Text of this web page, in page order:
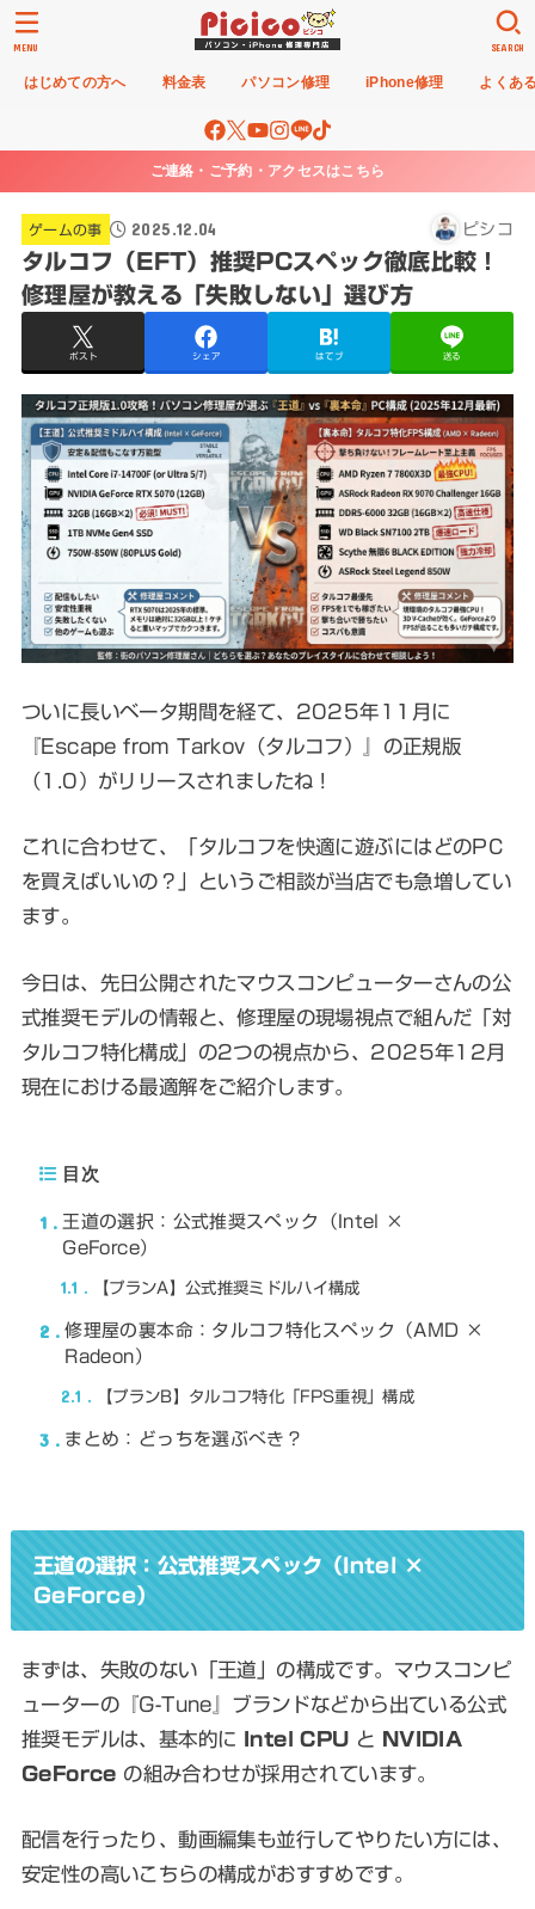
はじめての方へ 料金表 パソコン修理 iPhone修理 よくあ
SEARCH
MENU
ご連絡・ご予約・アクセスはこちら
ゲームの事 2025.12.04 ピシコ
タルコフ（EFT）推奨PCスペック徹底比較！
修理屋が教える「失敗しない」選び方
ポスト シェア はてブ 送る
ついに長いベータ期間を経て、2025年11月に
『Escape from Tarkov（タルコフ）』の正規版
（1.0）がリリースされましたね！
これに合わせて、「タルコフを快適に遊ぶにはどのPC
を買えばいいの？」というご相談が当店でも急増してい
ます。
今日は、先日公開されたマウスコンピューターさんの公
式推奨モデルの情報と、修理屋の現場視点で組んだ「対
タルコフ特化構成」の2つの視点から、2025年12月
現在における最適解をご紹介します。
目次
1
王道の選択：公式推奨スペック（Intel ×
GeForce）
1.1 【プランA】公式推奨ミドルハイ構成
2
修理屋の裏本命：タルコフ特化スペック（AMD ×
Radeon）
2.1 【プランB】タルコフ特化「FPS重視」構成
3 まとめ：どっちを選ぶべき？
王道の選択：公式推奨スペック（Intel ×
GeForce）
まずは、失敗のない「王道」の構成です。マウスコンピ
ューターの『G-Tune』ブランドなどから出ている公式
推奨モデルは、基本的に
Intel CPU と
NVIDIA
GeForce の組み合わせが採用されています。
配信を行ったり、動画編集も並行してやりたい方には、
安定性の高いこちらの構成がおすすめです。